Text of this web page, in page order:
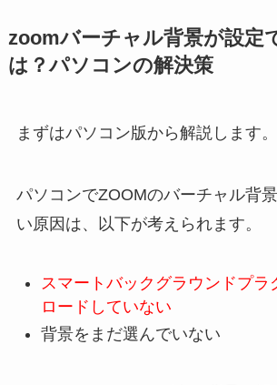
zoomバーチャル背景が設定
は？パソコンの解決策
まずはパソコン版から解説します。
パソコンでZOOMのバーチャル背
い原因は、以下が考えられます。
スマートバックグラウンドプラ
ロードしていない
背景をまだ選んでいない